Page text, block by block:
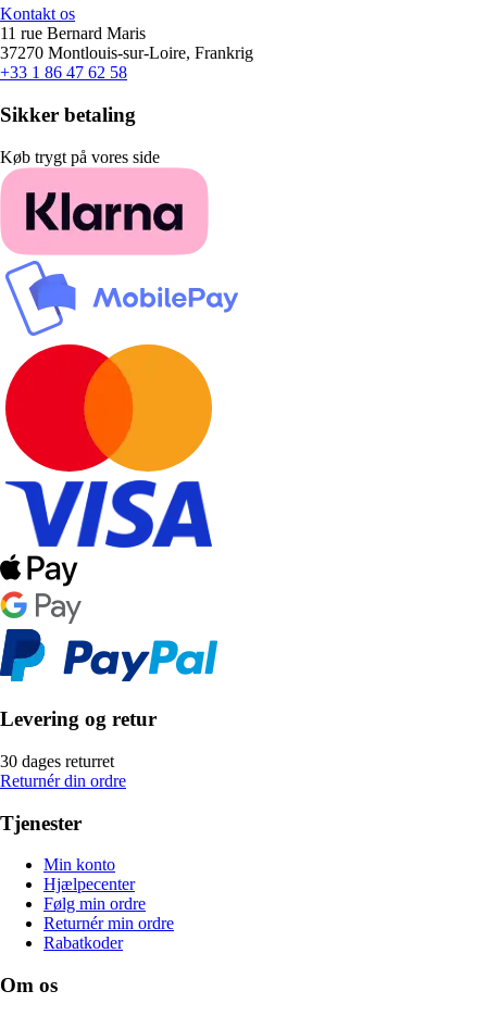
Kontakt os
11 rue Bernard Maris
37270 Montlouis-sur-Loire, Frankrig
+33 1 86 47 62 58
Sikker betaling
Køb trygt på vores side
Levering og retur
30 dages returret
Returnér din ordre
Tjenester
Min konto
Hjælpecenter
Følg min ordre
Returnér min ordre
Rabatkoder
Om os